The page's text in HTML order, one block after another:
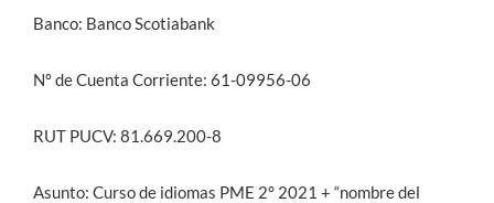
Banco: Banco Scotiabank
Nº de Cuenta Corriente: 61-09956-06
RUT PUCV: 81.669.200-8
Asunto: Curso de idiomas PME 2° 2021 + “nombre del